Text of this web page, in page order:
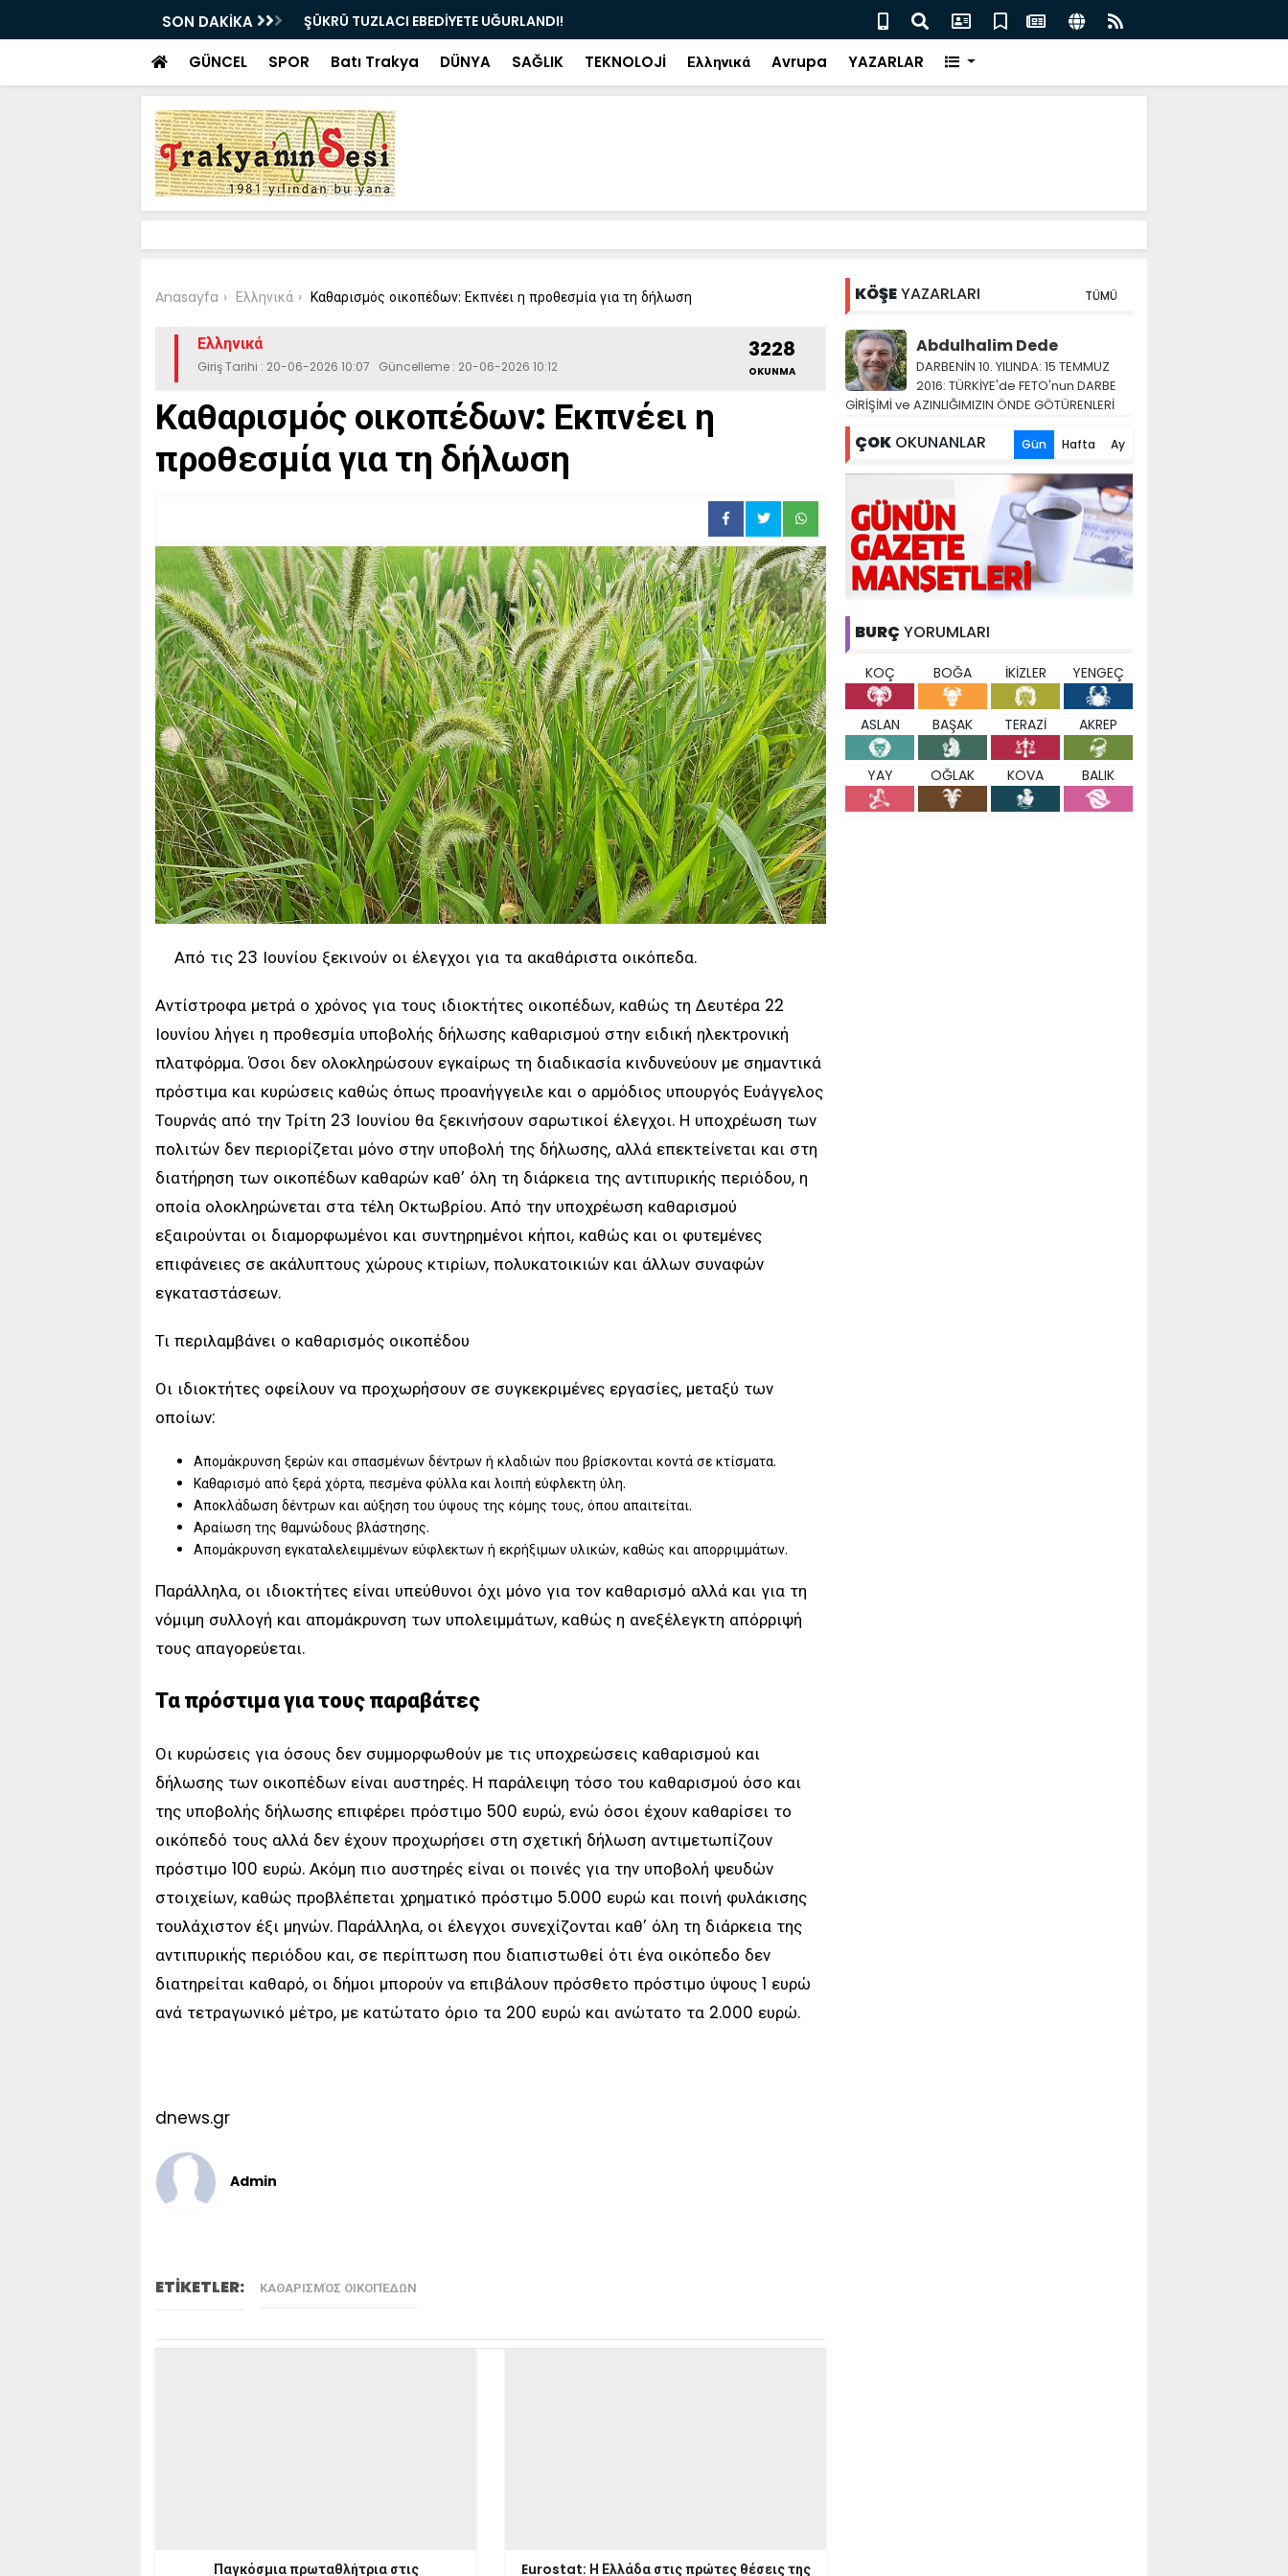
SON DAKİKA
Bir milyon euro ikramiye çıkan ve çöpe atılan bilet iki gün sonra
bulundu
Salah transferi için İngiliz medyası ne diyor?
GÜNCEL SPOR Batı Trakya DÜNYA SAĞLIK TEKNOLOJİ Ελληνικά Avrupa YAZARLAR
Anasayfa Ελληνικά Καθαρισμός οικοπέδων: Εκπνέει η προθεσμία για τη δήλωση
Ελληνικά
Giriş Tarihi : 20-06-2026 10:07 Güncelleme : 20-06-2026 10:12
3228
OKUNMA
Καθαρισμός οικοπέδων: Εκπνέει η
προθεσμία για τη δήλωση
Από τις 23 Ιουνίου ξεκινούν οι έλεγχοι για τα ακαθάριστα οικόπεδα.
Αντίστροφα μετρά ο χρόνος για τους ιδιοκτήτες οικοπέδων, καθώς τη Δευτέρα 22
Ιουνίου λήγει η προθεσμία υποβολής δήλωσης καθαρισμού στην ειδική ηλεκτρονική
πλατφόρμα. Όσοι δεν ολοκληρώσουν εγκαίρως τη διαδικασία κινδυνεύουν με σημαντικά
πρόστιμα και κυρώσεις καθώς όπως προανήγγειλε και ο αρμόδιος υπουργός Ευάγγελος
Τουρνάς από την Τρίτη 23 Ιουνίου θα ξεκινήσουν σαρωτικοί έλεγχοι. Η υποχρέωση των
πολιτών δεν περιορίζεται μόνο στην υποβολή της δήλωσης, αλλά επεκτείνεται και στη
διατήρηση των οικοπέδων καθαρών καθ’ όλη τη διάρκεια της αντιπυρικής περιόδου, η
οποία ολοκληρώνεται στα τέλη Οκτωβρίου. Από την υποχρέωση καθαρισμού
εξαιρούνται οι διαμορφωμένοι και συντηρημένοι κήποι, καθώς και οι φυτεμένες
επιφάνειες σε ακάλυπτους χώρους κτιρίων, πολυκατοικιών και άλλων συναφών
εγκαταστάσεων.
Τι περιλαμβάνει ο καθαρισμός οικοπέδου
Οι ιδιοκτήτες οφείλουν να προχωρήσουν σε συγκεκριμένες εργασίες, μεταξύ των
οποίων:
Απομάκρυνση ξερών και σπασμένων δέντρων ή κλαδιών που βρίσκονται κοντά σε κτίσματα.
Καθαρισμό από ξερά χόρτα, πεσμένα φύλλα και λοιπή εύφλεκτη ύλη.
Αποκλάδωση δέντρων και αύξηση του ύψους της κόμης τους, όπου απαιτείται.
Αραίωση της θαμνώδους βλάστησης.
Απομάκρυνση εγκαταλελειμμένων εύφλεκτων ή εκρήξιμων υλικών, καθώς και απορριμμάτων.
Παράλληλα, οι ιδιοκτήτες είναι υπεύθυνοι όχι μόνο για τον καθαρισμό αλλά και για τη
νόμιμη συλλογή και απομάκρυνση των υπολειμμάτων, καθώς η ανεξέλεγκτη απόρριψή
τους απαγορεύεται.
Τα πρόστιμα για τους παραβάτες
Οι κυρώσεις για όσους δεν συμμορφωθούν με τις υποχρεώσεις καθαρισμού και
δήλωσης των οικοπέδων είναι αυστηρές. Η παράλειψη τόσο του καθαρισμού όσο και
της υποβολής δήλωσης επιφέρει πρόστιμο 500 ευρώ, ενώ όσοι έχουν καθαρίσει το
οικόπεδό τους αλλά δεν έχουν προχωρήσει στη σχετική δήλωση αντιμετωπίζουν
πρόστιμο 100 ευρώ. Ακόμη πιο αυστηρές είναι οι ποινές για την υποβολή ψευδών
στοιχείων, καθώς προβλέπεται χρηματικό πρόστιμο 5.000 ευρώ και ποινή φυλάκισης
τουλάχιστον έξι μηνών. Παράλληλα, οι έλεγχοι συνεχίζονται καθ’ όλη τη διάρκεια της
αντιπυρικής περιόδου και, σε περίπτωση που διαπιστωθεί ότι ένα οικόπεδο δεν
διατηρείται καθαρό, οι δήμοι μπορούν να επιβάλουν πρόσθετο πρόστιμο ύψους 1 ευρώ
ανά τετραγωνικό μέτρο, με κατώτατο όριο τα 200 ευρώ και ανώτατο τα 2.000 ευρώ.
dnews.gr
Admin
ETİKETLER: ΚΑΘΑΡΙΣΜΌΣ ΟΙΚΟΠΈΔΩΝ
Παγκόσμια πρωταθλήτρια στις Eurostat: Η Ελλάδα στις πρώτες θέσεις της
KÖŞEYAZARLARI TÜMÜ
Abdulhalim Dede
DARBENİN 10. YILINDA: 15 TEMMUZ
2016: TÜRKİYE'de FETO'nun DARBE
GİRİŞİMİ ve AZINLIĞIMIZIN ÖNDE GÖTÜRENLERİ
ÇOK OKUNANLAR Gün Hafta Ay
BURÇ YORUMLARI
KOÇ BOĞA İKİZLER YENGEÇ
ASLAN BAŞAK TERAZİ AKREP
YAY OĞLAK KOVA BALIK